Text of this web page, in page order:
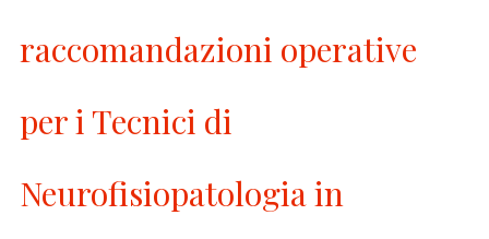
raccomandazioni operative
per i Tecnici di
Neurofisiopatologia in